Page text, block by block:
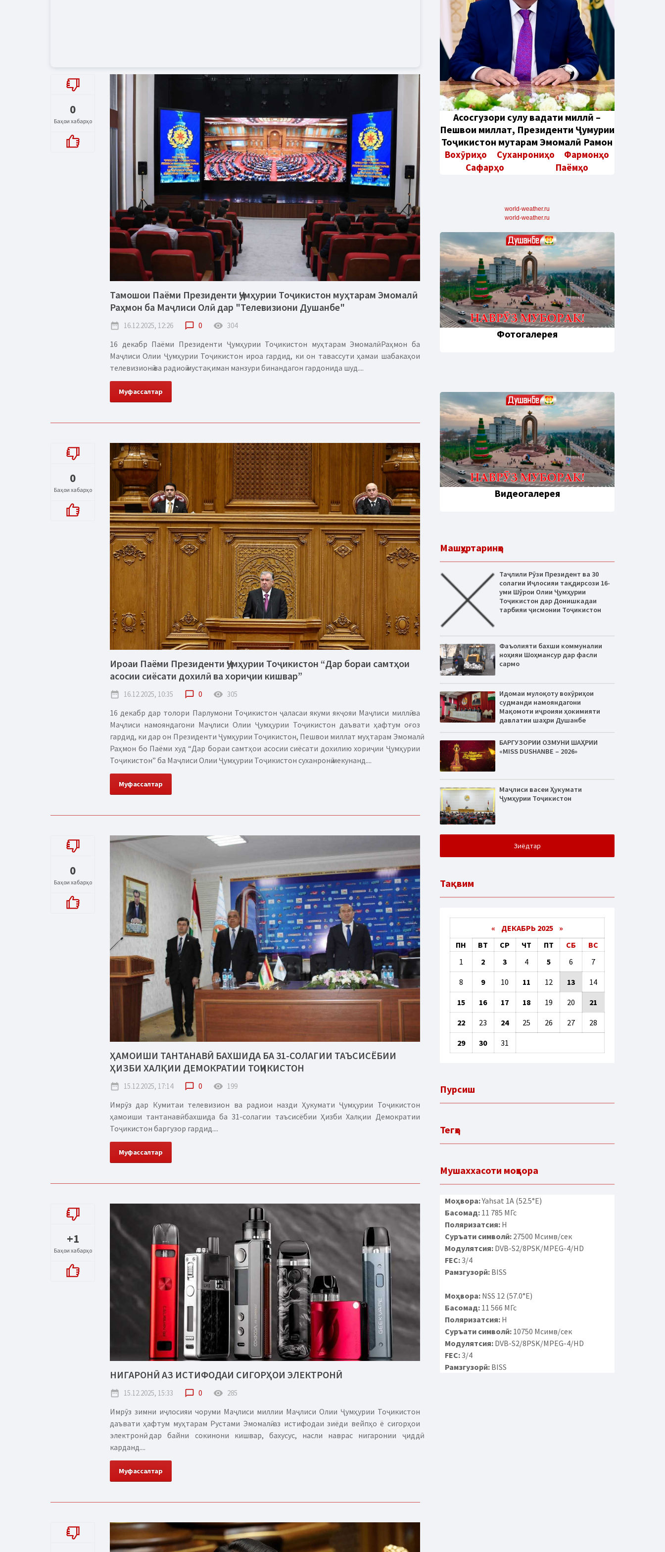
0
Баҳои хабарҳо
Тамошои Паёми Президенти Ҷумҳурии Тоҷикистон муҳтарам Эмомалӣ
Раҳмон ба Маҷлиси Олӣ дар "Телевизиони Душанбе"
date_range 16.12.2025, 12:26 chat_bubble_outline 0 remove_red_eye 304
16 декабр Паёми Президенти Ҷумҳурии Тоҷикистон муҳтарам Эмомалӣ Раҳмон ба
Маҷлиси Олии Ҷумҳурии Тоҷикистон ироа гардид, ки он тавассути ҳамаи шабакаҳои
телевизионӣ ва радиоӣ мустақиман манзури бинандагон гардонида шуд....
Муфассалтар
0
Баҳои хабарҳо
Ироаи Паёми Президенти Ҷумҳурии Тоҷикистон “Дар бораи самтҳои
асосии сиёсати дохилӣ ва хориҷии кишвар”
date_range 16.12.2025, 10:35 chat_bubble_outline 0 remove_red_eye 305
16 декабр дар толори Парлумони Тоҷикистон ҷаласаи якуми якҷояи Маҷлиси миллӣ ва
Маҷлиси намояндагони Маҷлиси Олии Ҷумҳурии Тоҷикистон даъвати ҳафтум оғоз
гардид, ки дар он Президенти Ҷумҳурии Тоҷикистон, Пешвои миллат муҳтарам Эмомалӣ
Раҳмон бо Паёми худ “Дар бораи самтҳои асосии сиёсати дохилию хориҷии Ҷумҳурии
Тоҷикистон” ба Маҷлиси Олии Ҷумҳурии Тоҷикистон суханронӣ мекунанд....
Муфассалтар
0
Баҳои хабарҳо
ҲАМОИШИ ТАНТАНАВӢ БАХШИДА БА 31-СОЛАГИИ ТАЪСИСЁБИИ
ҲИЗБИ ХАЛҚИИ ДЕМОКРАТИИ ТОҶИКИСТОН
date_range 15.12.2025, 17:14 chat_bubble_outline 0 remove_red_eye 199
Имрӯз дар Кумитаи телевизион ва радиои назди Ҳукумати Ҷумҳурии Тоҷикистон
ҳамоиши тантанавӣ бахшида ба 31-солагии таъсисёбии Ҳизби Халқии Демократии
Тоҷикистон баргузор гардид....
Муфассалтар
+1
Баҳои хабарҳо
НИГАРОНӢ АЗ ИСТИФОДАИ СИГОРҲОИ ЭЛЕКТРОНӢ
date_range 15.12.2025, 15:33 chat_bubble_outline 0 remove_red_eye 285
Имрӯз зимни иҷлосияи чоруми Маҷлиси миллии Маҷлиси Олии Ҷумҳурии Тоҷикистон
даъвати ҳафтум муҳтарам Рустами Эмомалӣ аз истифодаи зиёди вейпҳо ё сигорҳои
электронӣ дар байни сокинони кишвар, бахусус, насли наврас нигаронии ҷиддӣ
карданд....
Муфассалтар
Aсосгузори сулҳу ваҳдати миллӣ –
Пешвои миллат, Президенти Ҷумҳурии
Тоҷикистон муҳтарам Эмомалӣ Раҳмон
Вохӯриҳо Суханрониҳо
Фармонҳо
Сафарҳо
Паёмҳо
world-weather.ru
world-weather.ru
Фотогалерея
Видеогалерея
Машҳуртаринҳо
Таҷлили Рӯзи Президент ва 30
солагии Иҷлосияи тақдирсози 16-
уми Шӯрои Олии Ҷумҳурии
Тоҷикистон дар Донишкадаи
тарбияи ҷисмонии Тоҷикистон
Фаъолияти бахши коммуналии
ноҳияи Шоҳмансур дар фасли
сармо
Идомаи мулоқоту вохӯриҳои
судманди намояндагони
Мақомоти иҷроияи ҳокимияти
давлатии шаҳри Душанбе
БАРГУЗОРИИ ОЗМУНИ ШАҲРИИ
«MISS DUSHANBE – 2026»
Маҷлиси васеи Ҳукумати
Ҷумҳурии Тоҷикистон
Зиёдтар
Тақвим
« ДЕКАБРЬ 2025 »
ПН
ВТ СР ЧТ ПТ СБ
ВС
1
2 3 4 5 6 7
8 9 10 11 12 13 14
15 16 17 18 19 20 21
22 23 24 25 26 27 28
29 30 31
Пурсиш
Тегҳо
Мушаххасоти моҳвора
Моҳвора:Yahsat 1A (52.5°E)
Басомад:11 785 МГс
Поляризатсия:H
Суръати символӣ:27500 Мсимв/сек
Модулятсия:DVB-S2/8PSK/MPEG-4/HD
FEC:3/4
Рамзгузорӣ:BISS
Моҳвора:NSS 12 (57.0°E)
Басомад:11 566 МГс
Поляризатсия:H
Суръати символӣ:10750 Мсимв/сек
Модулятсия:DVB-S2/8PSK/MPEG-4/HD
FEC:3/4
Рамзгузорӣ:BISS